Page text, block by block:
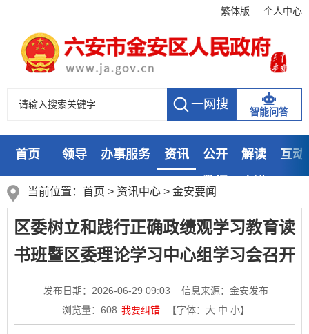
繁体版 个人中心
智能问答
首页 领导 办事服务 资讯 公开 解读
互动
当前位置： 首页 > 资讯中心 > 金安要闻
区委树立和践行正确政绩观学习教育读
书班暨区委理论学习中心组学习会召开
发布日期：2026-06-29 09:03
信息来源：金安发布
浏览量： 608 我要纠错 【字体： 大 中 小】